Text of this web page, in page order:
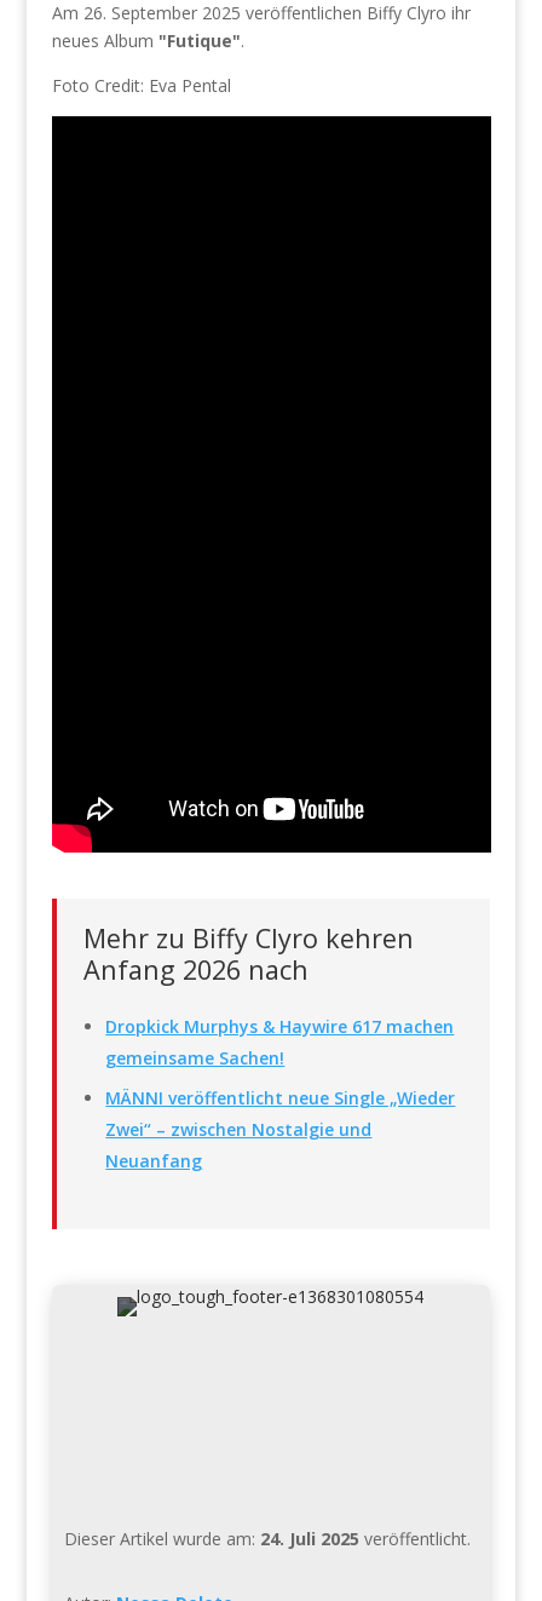
Am 26. September 2025 veröffentlichen Biffy Clyro ihr
neues Album "Futique".
Foto Credit: Eva Pental
Mehr zu Biffy Clyro kehren
Anfang 2026 nach
Dropkick Murphys & Haywire 617 machen
gemeinsame Sachen!
MÄNNI veröffentlicht neue Single „Wieder
Zwei“ – zwischen Nostalgie und
Neuanfang
Dieser Artikel wurde am: 24. Juli 2025 veröffentlicht.